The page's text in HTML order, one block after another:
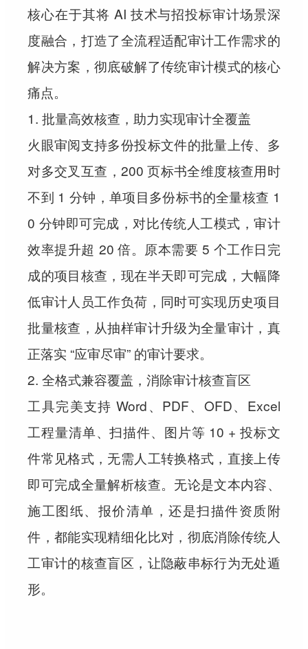
核心在于其将 AI 技术与招投标审计场景深
度融合，打造了全流程适配审计工作需求的
解决方案，彻底破解了传统审计模式的核心
痛点。
1. 批量高效核查，助力实现审计全覆盖
火眼审阅支持多份投标文件的批量上传、多
对多交叉互查，200 页标书全维度核查用时
不到 1 分钟，单项目多份标书的全量核查 1
0 分钟即可完成，对比传统人工模式，审计
效率提升超 20 倍。原本需要 5 个工作日完
成的项目核查，现在半天即可完成，大幅降
低审计人员工作负荷，同时可实现历史项目
批量核查，从抽样审计升级为全量审计，真
正落实 “应审尽审” 的审计要求。
2. 全格式兼容覆盖，消除审计核查盲区
工具完美支持 Word、PDF、OFD、Excel
工程量清单、扫描件、图片等 10 + 投标文
件常见格式，无需人工转换格式，直接上传
即可完成全量解析核查。无论是文本内容、
施工图纸、报价清单，还是扫描件资质附
件，都能实现精细化比对，彻底消除传统人
工审计的核查盲区，让隐蔽串标行为无处遁
形。